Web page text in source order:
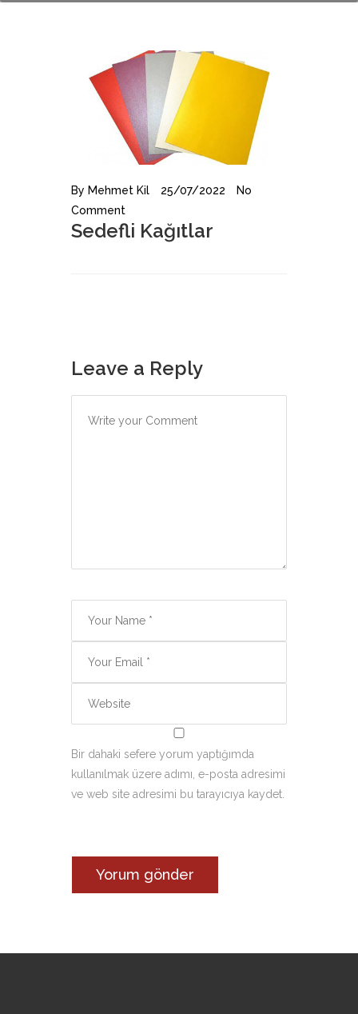
By Mehmet Kil 25/07/2022
No
Comment
Sedefli Kağıtlar
Leave a Reply
Bir dahaki sefere yorum yaptığımda
kullanılmak üzere adımı, e-posta adresimi
ve web site adresimi bu tarayıcıya kaydet.